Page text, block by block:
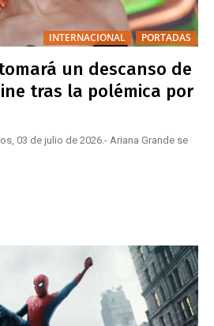
INTERNACIONAL PORTADAS
un descanso de
tras la polémica por
03 de julio de 2026.- Ariana Grande se